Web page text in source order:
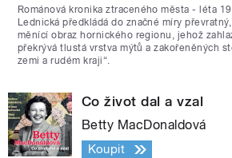
Románová kronika ztraceného města - léta
Lednická předkládá do značné míry
měnící obraz hornického regionu, jehož
překrývá tlustá vrstva mýtů a zakořeněných
zemi a rudém kraji“.
Co život dal a vzal
Betty MacDonaldová
Koupit